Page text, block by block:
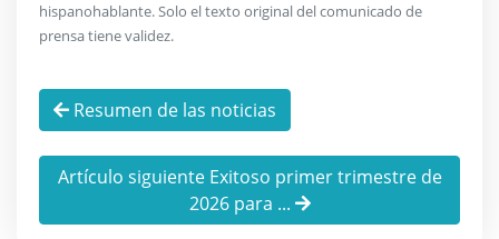
hispanohablante. Solo el texto original del comunicado de
prensa tiene validez.
Resumen de las noticias
Artículo siguiente Exitoso primer trimestre de
2026 para ...